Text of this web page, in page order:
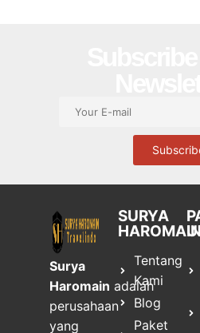
Surya
Haromain adalah
perusahaan
yang
SURYA
Tentang
Kami
Blog
Paket